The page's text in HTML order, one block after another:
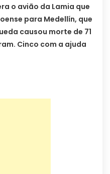
o avião da Lamia que
para Medellín, que
causou morte de 71
Cinco com a ajuda